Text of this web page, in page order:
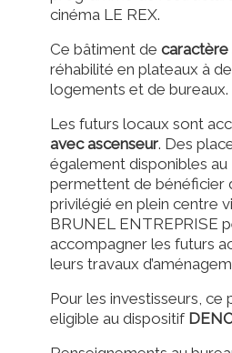
cinéma LE REX.
Ce bâtiment de caractère
réhabilité en plateaux à
logements et de bureaux.
Les futurs locaux sont
avec ascenseur. Des
également disponibles au
permettent de bénéficier
privilégié en plein centre
BRUNEL ENTREPRISE
accompagner les futurs
leurs travaux
Pour les investisseurs,
eligible au dispositif